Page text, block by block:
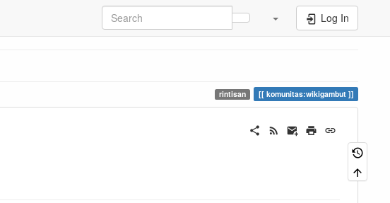
Log In
rintisan komunitas:wikigambut